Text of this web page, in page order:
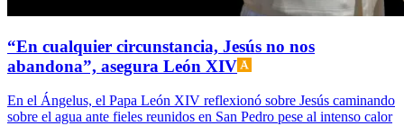
“En cualquier circunstancia, Jesús no nos
abandona”, asegura León XIV
En el Ángelus, el Papa León XIV reflexionó sobre Jesús caminando
sobre el agua ante fieles reunidos en San Pedro pese al intenso calor